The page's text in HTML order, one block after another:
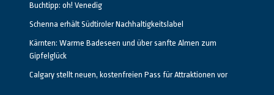
Buchtipp: oh! Venedig
Schenna erhält Südtiroler Nachhaltigkeitslabel
Kärnten: Warme Badeseen und über sanfte Almen zum
Gipfelglück
Calgary stellt neuen, kostenfreien Pass für Attraktionen vor